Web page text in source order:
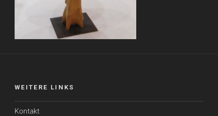
WEITERE LINKS
Kontakt